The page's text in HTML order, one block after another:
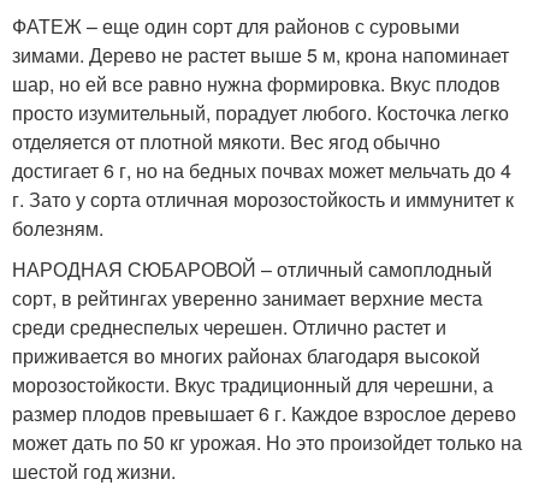
ФАТЕЖ – еще один сорт для районов с суровыми
зимами. Дерево не растет выше 5 м, крона напоминает
шар, но ей все равно нужна формировка. Вкус плодов
просто изумительный, порадует любого. Косточка легко
отделяется от плотной мякоти. Вес ягод обычно
достигает 6 г, но на бедных почвах может мельчать до 4
г. Зато у сорта отличная морозостойкость и иммунитет к
болезням.
НАРОДНАЯ СЮБАРОВОЙ – отличный самоплодный
сорт, в рейтингах уверенно занимает верхние места
среди среднеспелых черешен. Отлично растет и
приживается во многих районах благодаря высокой
морозостойкости. Вкус традиционный для черешни, а
размер плодов превышает 6 г. Каждое взрослое дерево
может дать по 50 кг урожая. Но это произойдет только на
шестой год жизни.